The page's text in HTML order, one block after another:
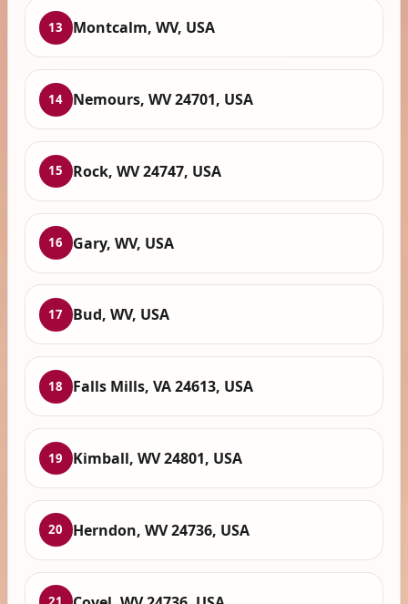
13 Montcalm, WV, USA
14 Nemours, WV 24701, USA
15 Rock, WV 24747, USA
16 Gary, WV, USA
17 Bud, WV, USA
18 Falls Mills, VA 24613, USA
19 Kimball, WV 24801, USA
20 Herndon, WV 24736, USA